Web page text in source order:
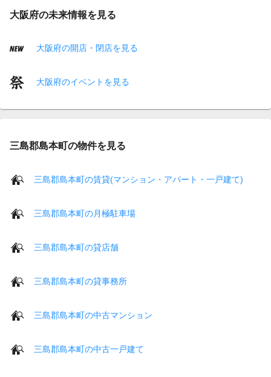
大阪府の未来情報を見る
大阪府の開店・閉店を見る
大阪府のイベントを見る
三島郡島本町の物件を見る
三島郡島本町の賃貸(マンション・アパート・一戸建て)
三島郡島本町の月極駐車場
三島郡島本町の貸店舗
三島郡島本町の貸事務所
三島郡島本町の中古マンション
三島郡島本町の中古一戸建て